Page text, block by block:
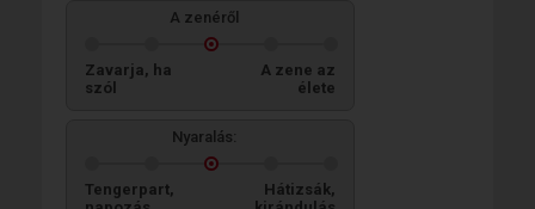
A zenéről
Zavarja, ha
szól
A zene az
élete
Nyaralás:
Tengerpart,
Hátizsák,